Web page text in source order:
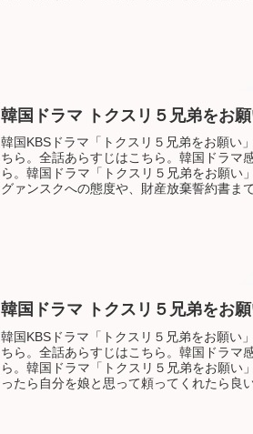
韓国ドラマ トクスリ５兄弟をお
韓国KBSドラマ「トクスリ５兄弟をお願い
ちら。全話あらすじはこちら。韓国ドラマ
ら。韓国ドラマ「トクスリ５兄弟をお願い
グァンスクへの態度や、財産放棄誓約書ま
韓国ドラマ トクスリ５兄弟をお
韓国KBSドラマ「トクスリ５兄弟をお願い
ちら。全話あらすじはこちら。韓国ドラマ
ら。韓国ドラマ「トクスリ５兄弟をお願い
ったら自分を娘と思って頼ってくれたら良